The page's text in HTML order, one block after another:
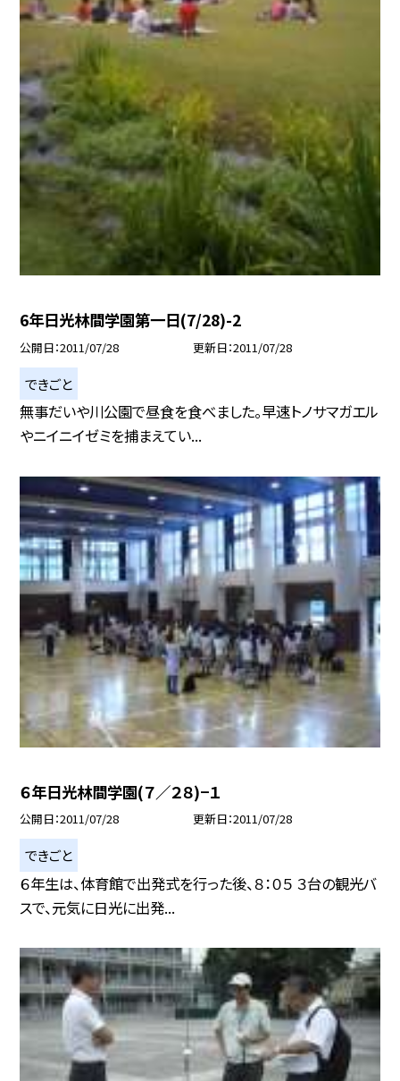
6年日光林間学園第一日(7/28)-2
公開日 2011/07/28 更新日 2011/07/28
できごと
無事だいや川公園で昼食を食べました。早速トノサマガエル
やニイニイゼミを捕まえてい...
６年日光林間学園(７／２８)−１
公開日 2011/07/28 更新日 2011/07/28
できごと
６年生は、体育館で出発式を行った後、８：０５ ３台の観光バ
スで、元気に日光に出発...